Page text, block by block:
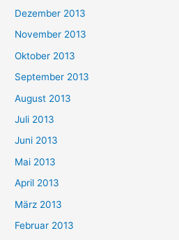
Dezember 2013
November 2013
Oktober 2013
September 2013
August 2013
Juli 2013
Juni 2013
Mai 2013
April 2013
März 2013
Februar 2013